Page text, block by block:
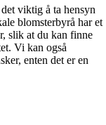
viktig å ta hensyn
blomsterbyrå har et
slik at du kan finne
Vi kan også
enten det er en